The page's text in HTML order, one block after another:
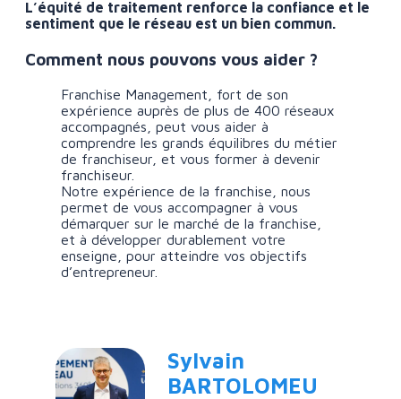
L’équité de traitement renforce la confiance et le
sentiment que le réseau est un bien commun.
Comment nous pouvons vous aider ?
Franchise Management, fort de son
expérience auprès de plus de 400 réseaux
accompagnés, peut vous aider à
comprendre les grands équilibres du métier
de franchiseur, et vous former à devenir
franchiseur.
Notre expérience de la franchise, nous
permet de vous accompagner à vous
démarquer sur le marché de la franchise,
et à développer durablement votre
enseigne, pour atteindre vos objectifs
d’entrepreneur.
Sylvain
BARTOLOMEU